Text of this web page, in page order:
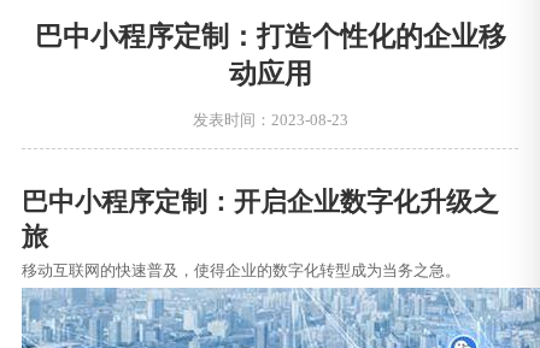
巴中小程序定制：打造个性化的企业移
动应用
发表时间：2023-08-23
巴中小程序定制：开启企业数字化升级之
旅
移动互联网的快速普及，使得企业的数字化转型成为当务之急。